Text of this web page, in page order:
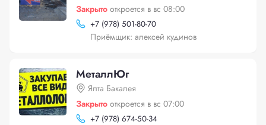
Закрыто откроется в вс 08:00
+7 (978) 501-80-70
Приёмщик: алексей кудинов
МеталлЮг
Ялта Бакалея
Закрыто откроется в вс 07:00
+7 (978) 674-50-34